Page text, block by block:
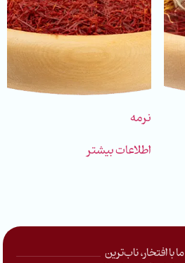
نرمه
اطلاعات بیشتر
ما با افتخار، ناب‌ترین